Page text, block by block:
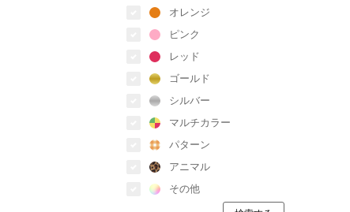
オレンジ
ピンク
レッド
ゴールド
シルバー
マルチカラー
パターン
アニマル
その他